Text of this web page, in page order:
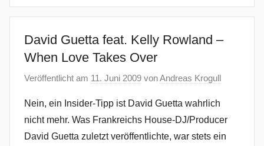
David Guetta feat. Kelly Rowland –
When Love Takes Over
Veröffentlicht am 11. Juni 2009 vonAndreas Krogull
Nein, ein Insider-Tipp ist David Guetta wahrlich
nicht mehr. Was Frankreichs House-DJ/Producer
David Guetta zuletzt veröffentlichte, war stets ein